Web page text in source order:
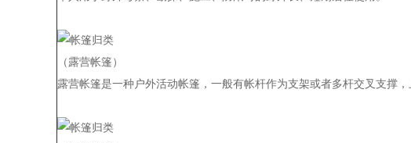
（露营帐篷）
露营帐篷是一种户外活动帐篷，一般有帐杆作为支架或者多杆交叉支撑